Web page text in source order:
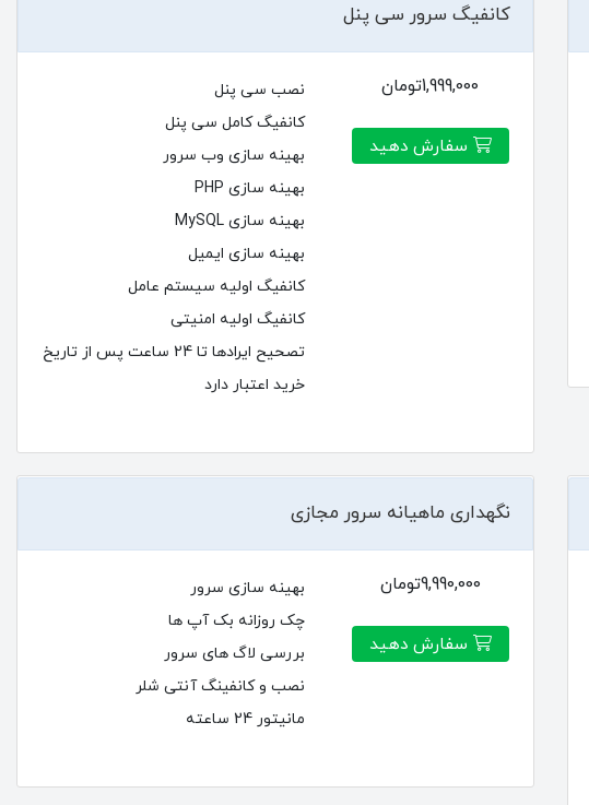
کانفیگ سرور سی پنل
نصب سی پنل
کانفیگ کامل سی پنل
بهینه سازی وب سرور
بهینه سازی PHP
بهینه سازی MySQL
بهینه سازی ایمیل
کانفیگ اولیه سیستم عامل
کانفیگ اولیه امنیتی
تصحیح ایرادها تا 24 ساعت پس از تاریخ
خرید اعتبار دارد
1,999,000تومان
سفارش دهید
نگهداری ماهیانه سرور مجازی
بهینه سازی سرور
چک روزانه بک آپ ها
بررسی لاگ های سرور
نصب و کانفینگ آنتی شلر
مانیتور 24 ساعته
9,990,000تومان
سفارش دهید